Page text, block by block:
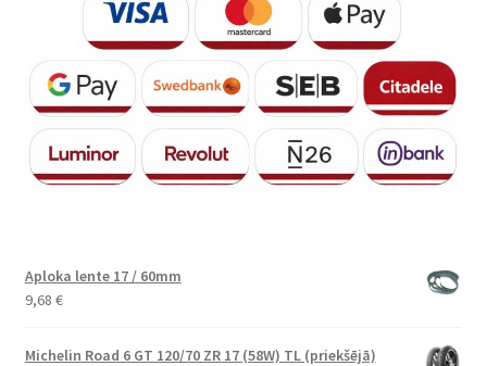
Aploka lente 17 / 60mm
9,68 €
Michelin Road 6 GT 120/70 ZR 17 (58W) TL (priekšējā)